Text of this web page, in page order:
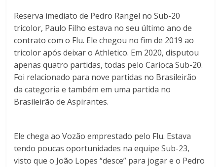
Reserva imediato de Pedro Rangel no Sub-20
tricolor, Paulo Filho estava no seu último ano de
contrato com o Flu. Ele chegou no fim de 2019 ao
tricolor após deixar o Athletico. Em 2020, disputou
apenas quatro partidas, todas pelo Carioca Sub-20.
Foi relacionado para nove partidas no Brasileirão
da categoria e também em uma partida no
Brasileirão de Aspirantes.
Ele chega ao Vozão emprestado pelo Flu. Estava
tendo poucas oportunidades na equipe Sub-23,
visto que o João Lopes “desce” para jogar e o Pedro